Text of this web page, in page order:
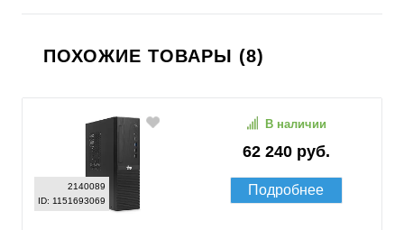
ПОХОЖИЕ ТОВАРЫ (8)
2140089
ID: 1151693069
62 240 руб.
В наличии
Подробнее